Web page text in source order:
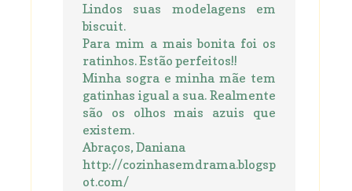
Lindos suas modelagens em
biscuit.
Para mim a mais bonita foi os
ratinhos. Estão perfeitos!!
Minha sogra e minha mãe tem
gatinhas igual a sua. Realmente
são os olhos mais azuis que
existem.
Abraços, Daniana
http://cozinhasemdrama.blogsp
ot.com/